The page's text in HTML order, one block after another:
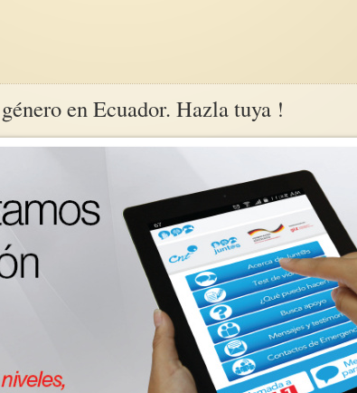
en Ecuador. Hazla tuya !